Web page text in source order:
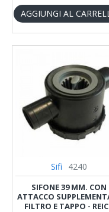
AGGIUNGI AL
Sifi 4240
SIFONE 39 MM. CON
ATTACCO
FILTRO E TAPPO -